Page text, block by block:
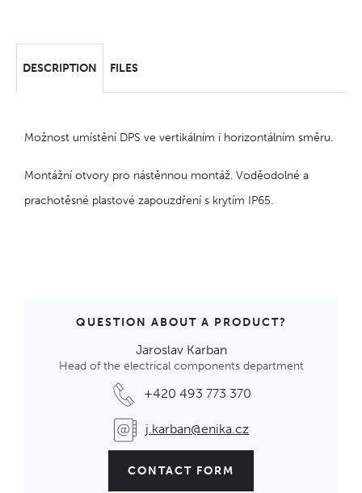
DESCRIPTION FILES
Možnost umístění DPS ve vertikálním i horizontálním směru.
Montážní otvory pro nástěnnou montáž. Voděodolné a
prachotěsné plastové zapouzdření s krytím IP65.
QUESTION ABOUT A PRODUCT?
Jaroslav Karban
Head of the electrical components department
+420 493 773 370
j.karban@enika.cz
CONTACT FORM